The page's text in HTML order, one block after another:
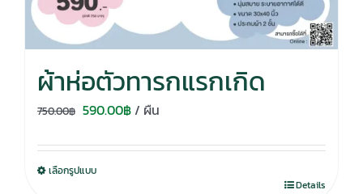
ผ้าห่อตัวทารกแรกเกิด
750.00฿ Original
was:
750.00฿.
590.00฿Current
is:
/ ผืน
เลือกรูปแบบ
Details